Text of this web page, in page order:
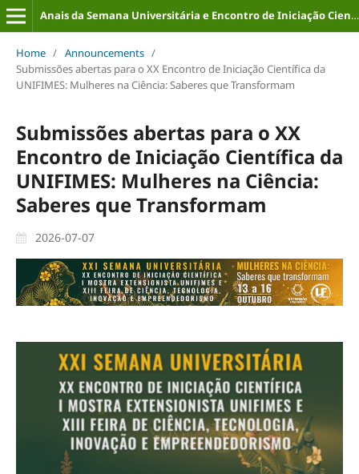
Anais da Semana Universitária e Encontro de Iniciação Científica (ISSN: 2316-8226)
Home / Announcements /
Submissões abertas para o XX Encontro de Iniciação Científica da
UNIFIMES: Mulheres na Ciência: Saberes que Transformam
Submissões abertas para o XX
Encontro de Iniciação Científica da
UNIFIMES: Mulheres na Ciência:
Saberes que Transformam
2026-07-07